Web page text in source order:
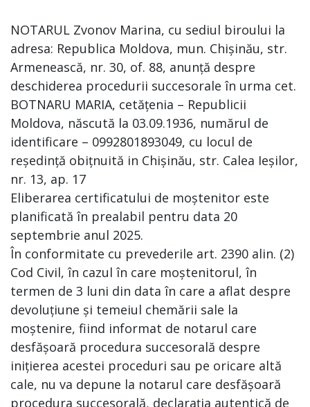
NOTARUL Zvonov Marina, cu sediul biroului la
adresa: Republica Moldova, mun. Chișinău, str.
Armenească, nr. 30, of. 88, anunță despre
deschiderea procedurii succesorale în urma cet.
BOTNARU MARIA, cetățenia – Republicii
Moldova, născută la 03.09.1936, numărul de
identificare – 0992801893049, cu locul de
reședință obițnuită in Chișinău, str. Calea Ieșilor,
nr. 13, ap. 17
Eliberarea certificatului de moștenitor este
planificată în prealabil pentru data 20
septembrie anul 2025.
În conformitate cu prevederile art. 2390 alin. (2)
Cod Civil, în cazul în care moștenitorul, în
termen de 3 luni din data în care a aflat despre
devoluțiune și temeiul chemării sale la
moștenire, fiind informat de notarul care
desfășoară procedura succesorală despre
inițierea acestei proceduri sau pe oricare altă
cale, nu va depune la notarul care desfășoară
procedura succesorală, declarația autentică de